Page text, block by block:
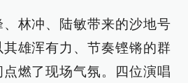
林冲、陆敏带来的沙地号
雄浑有力、节奏铿锵的群
燃了现场气氛。四位演唱